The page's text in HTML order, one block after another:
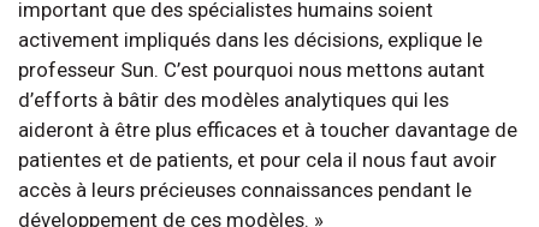
important que des spécialistes humains soient
activement impliqués dans les décisions, explique le
professeur Sun. C’est pourquoi nous mettons autant
d’efforts à bâtir des modèles analytiques qui les
aideront à être plus efficaces et à toucher davantage de
patientes et de patients, et pour cela il nous faut avoir
accès à leurs précieuses connaissances pendant le
développement de ces modèles. »